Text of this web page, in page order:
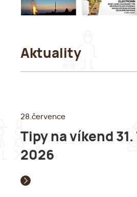
Aktuality
28.července
Tipy na víkend 31.
2026